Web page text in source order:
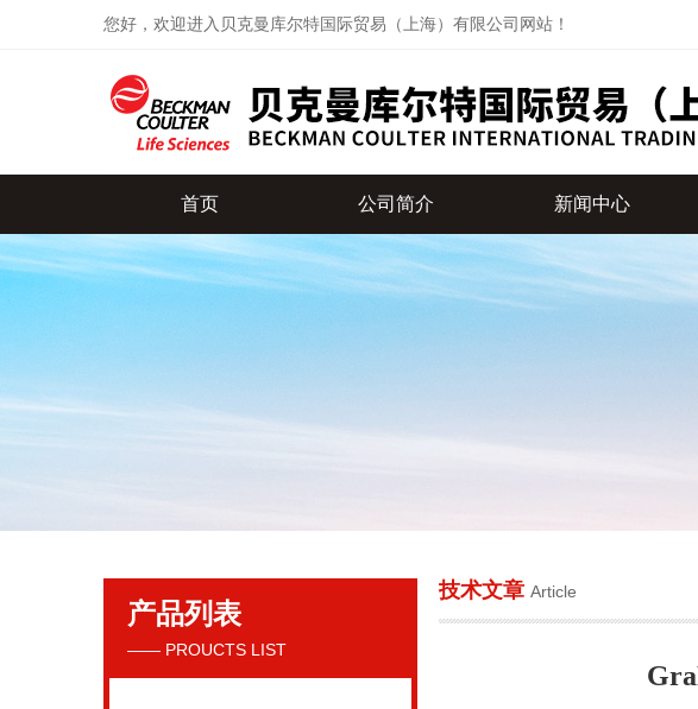
您好，欢迎进入贝克曼库尔特国际贸易（上海）有限公司网站！
贝克曼库尔特国际贸易（上海）有限公司
首页 公司简介 新闻中心
产品列表
—— PROUCTS LIST
技术文章 Article